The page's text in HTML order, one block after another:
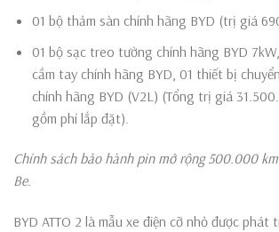
01 bộ thảm sàn chính hãng BYD (trị giá
01 bộ sạc treo tường chính hãng BYD
cầm tay chính hãng BYD, 01 thiết bị
chính hãng BYD (V2L) (Tổng trị giá
gồm phí lắp đặt).
Chính sách bảo hành pin mở rộng 500.000
Be.
BYD ATTO 2 là mẫu xe điện cỡ nhỏ được phát